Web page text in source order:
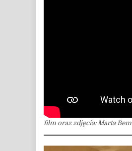
film oraz zdjęcia: Marta Bem